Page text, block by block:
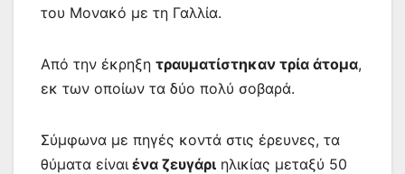
του Μονακό με τη Γαλλία.
Από την έκρηξη τραυματίστηκαν τρία άτομα,
εκ των οποίων τα δύο πολύ σοβαρά.
Σύμφωνα με πηγές κοντά στις έρευνες, τα
θύματα είναι ένα ζευγάρι ηλικίας μεταξύ 50